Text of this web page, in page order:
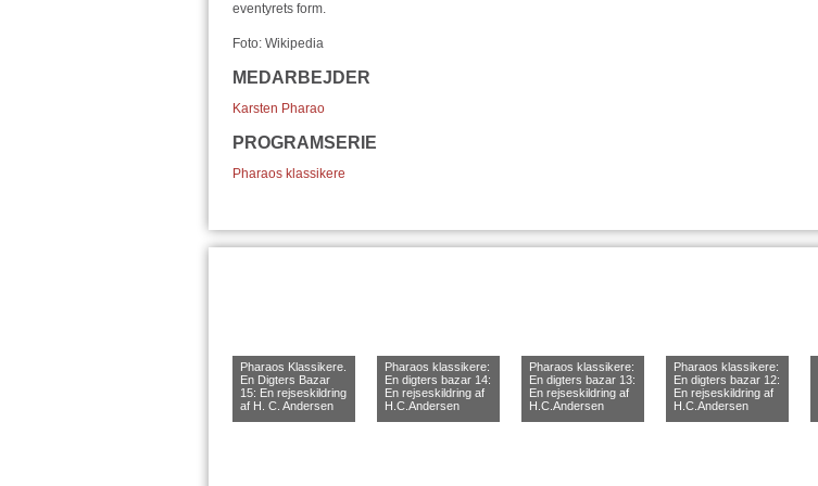
eventyrets form.
Foto: Wikipedia
MEDARBEJDER
Karsten Pharao
PROGRAMSERIE
Pharaos klassikere
Pharaos Klassikere.
En Digters Bazar
15: En rejseskildring
af H. C. Andersen
Pharaos klassikere:
En digters bazar 14:
En rejseskildring af
H.C.Andersen
Pharaos klassikere:
En digters bazar 13:
En rejseskildring af
H.C.Andersen
Pharaos klassikere:
En digters bazar 12:
En rejseskildring af
H.C.Andersen